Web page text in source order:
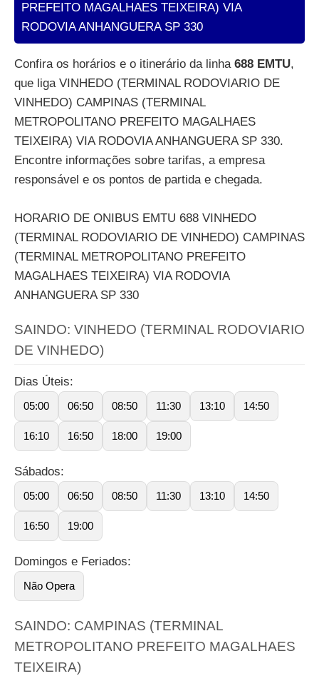
PREFEITO MAGALHAES TEIXEIRA) VIA
RODOVIA ANHANGUERA SP 330
Confira os horários e o itinerário da linha 688 EMTU,
que liga VINHEDO (TERMINAL RODOVIARIO DE
VINHEDO) CAMPINAS (TERMINAL
METROPOLITANO PREFEITO MAGALHAES
TEIXEIRA) VIA RODOVIA ANHANGUERA SP 330.
Encontre informações sobre tarifas, a empresa
responsável e os pontos de partida e chegada.
HORARIO DE ONIBUS EMTU 688 VINHEDO
(TERMINAL RODOVIARIO DE VINHEDO) CAMPINAS
(TERMINAL METROPOLITANO PREFEITO
MAGALHAES TEIXEIRA) VIA RODOVIA
ANHANGUERA SP 330
SAINDO: VINHEDO (TERMINAL RODOVIARIO
DE VINHEDO)
Dias Úteis:
05:00 06:50 08:50 11:30 13:10 14:50
16:10 16:50 18:00 19:00
Sábados:
05:00 06:50 08:50 11:30 13:10 14:50
16:50 19:00
Domingos e Feriados:
Não Opera
SAINDO: CAMPINAS (TERMINAL
METROPOLITANO PREFEITO MAGALHAES
TEIXEIRA)